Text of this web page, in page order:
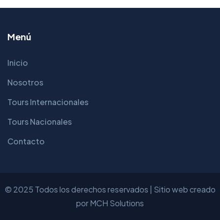
Menú
Inicio
Nosotros
Tours Internacionales
Tours Nacionales
Contacto
© 2025 Todos los derechos reservados | Sitio web creado
porMCH Solutions